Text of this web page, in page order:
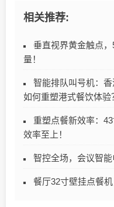
相关推荐:
垂直视界黄金触点
量！
智能排队叫号机：香
如何重塑港式餐饮体验
重塑点餐新效率：
效率至上！
智控全场，会议智能
餐厅32寸壁挂点餐